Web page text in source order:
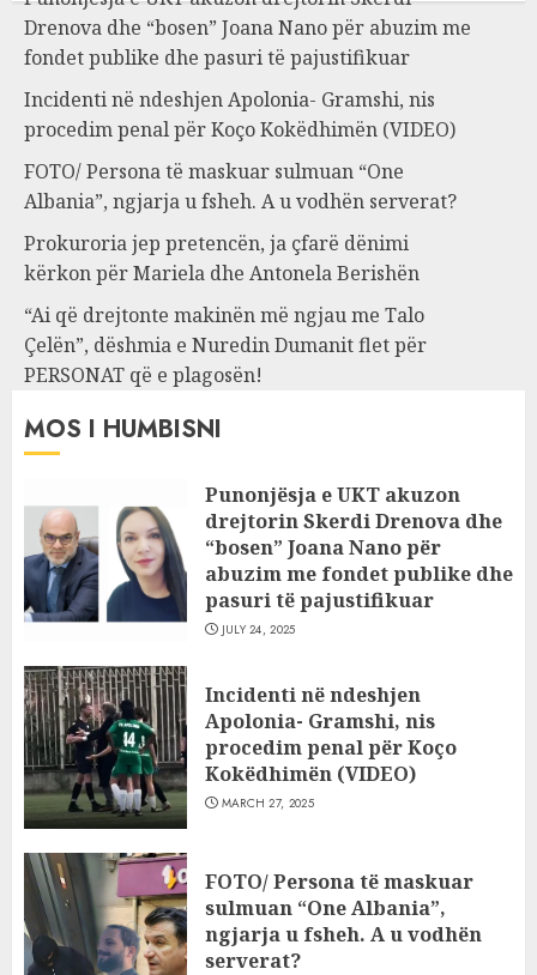
Drenova dhe “bosen” Joana Nano për abuzim me
fondet publike dhe pasuri të pajustifikuar
Incidenti në ndeshjen Apolonia- Gramshi, nis
procedim penal për Koço Kokëdhimën (VIDEO)
FOTO/ Persona të maskuar sulmuan “One
Albania”, ngjarja u fsheh. A u vodhën serverat?
Prokuroria jep pretencën, ja çfarë dënimi
kërkon për Mariela dhe Antonela Berishën
“Ai që drejtonte makinën më ngjau me Talo
Çelën”, dëshmia e Nuredin Dumanit flet për
PERSONAT që e plagosën!
MOS I HUMBISNI
Punonjësja e UKT akuzon
drejtorin Skerdi Drenova dhe
“bosen” Joana Nano për
abuzim me fondet publike dhe
pasuri të pajustifikuar
JULY 24, 2025
Incidenti në ndeshjen
Apolonia- Gramshi, nis
procedim penal për Koço
Kokëdhimën (VIDEO)
MARCH 27, 2025
FOTO/ Persona të maskuar
sulmuan “One Albania”,
ngjarja u fsheh. A u vodhën
serverat?